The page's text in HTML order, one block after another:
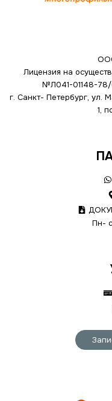
Лицензия на
№Л041-01148-
г. Санкт- Петербург, ул.
1,
Пн-